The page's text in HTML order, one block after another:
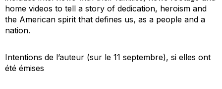
home videos to tell a story of dedication, heroism and
the American spirit that defines us, as a people and a
nation.
Intentions de l’auteur (sur le 11 septembre), si elles ont
été émises